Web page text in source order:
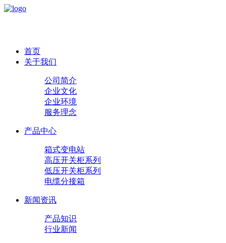
首页
关于我们
公司简介
企业文化
企业环境
服务理念
产品中心
箱式变电站
高压开关柜系列
低压开关柜系列
电缆分接箱
新闻资讯
产品知识
行业新闻